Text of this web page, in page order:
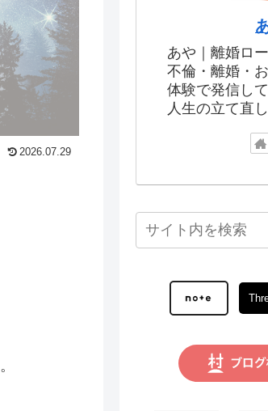
2026.07.29
あや｜離婚ロ
不倫・離婚・
体験で発信して
人生の立て直